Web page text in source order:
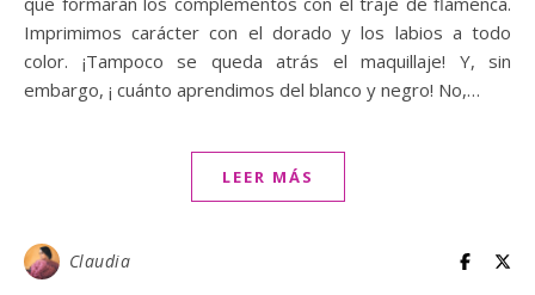
Imprimimos carácter con el dorado y los labios a todo
color. ¡Tampoco se queda atrás el maquillaje! Y, sin
embargo, ¡ cuánto aprendimos del blanco y negro! No,…
LEER MÁS
Claudia